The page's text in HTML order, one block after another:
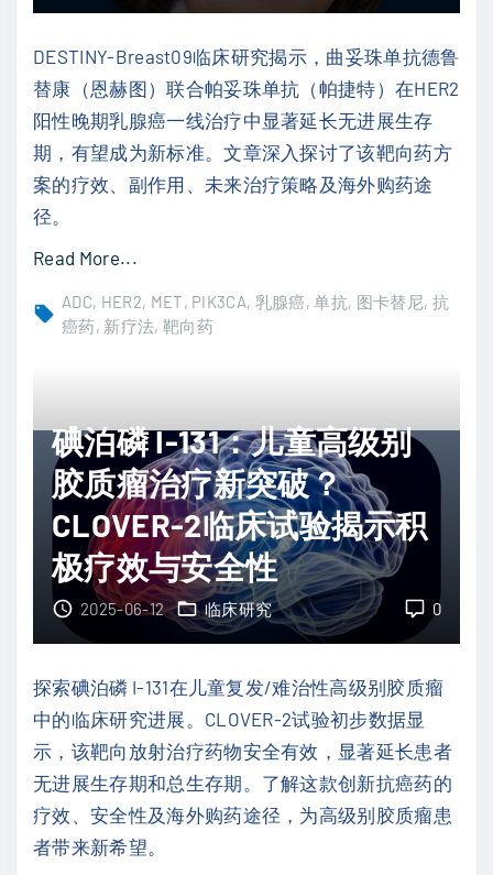
线
细
胞
肺
癌
疗
新
希
胺
治
疗
晚
期
滑
：
一
项
临
床
试
验
度
解
析
"
DESTINY-Breast09临床研究揭示，曲妥珠单抗德鲁
替康（恩赫图）联合帕妥珠单抗（帕捷特）在HER2
阳性晚期乳腺癌一线治疗中显著延长无进展生存
期，有望成为新标准。文章深入探讨了该靶向药方
案的疗效、副作用、未来治疗策略及海外购药途
径。
Read More...
赫
帕
捷
特
：
H
E
R
性
乳
腺
癌
一
ADC HER2 MET PIK3CA 乳腺癌 单抗 图卡替尼 抗
癌药 新疗法 靶向药
碘泊磷 I-131：儿童高级别
胶质瘤治疗新突破？
CLOVER-2临床试验揭示积
极疗效与安全性
0
2025-06-12 临床研究
探索碘泊磷 I-131在儿童复发/难治性高级别胶质瘤
中的临床研究进展。CLOVER-2试验初步数据显
示，该靶向放射治疗药物安全有效，显著延长患者
无进展生存期和总生存期。了解这款创新抗癌药的
疗效、安全性及海外购药途径，为高级别胶质瘤患
者带来新希望。